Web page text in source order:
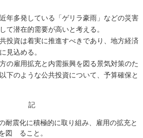
年多発している「ゲリラ豪雨」などの災害
て潜在的需要が高いと考える。
投資は着実に推進すべきであり、地方経済
見込める。
の雇用拡充と内需振興を図る景気対策のた
下のような公共投資について、予算確保と
記
耐震化に積極的に取り組み、雇用の拡充と
図 ること。